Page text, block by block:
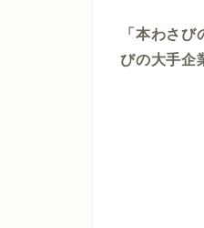
「本わさ
びの大手企